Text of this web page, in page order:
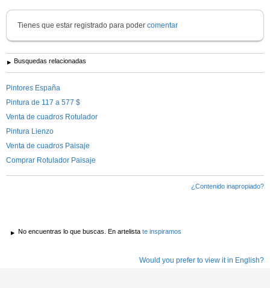
Tienes que estar registrado para poder comentar
Busquedas relacionadas
Pintores España
Pintura de 117 a 577 $
Venta de cuadros Rotulador
Pintura Lienzo
Venta de cuadros Paisaje
Comprar Rotulador Paisaje
¿Contenido inapropiado?
No encuentras lo que buscas. En artelista te inspiramos
Would you prefer to view it in English?